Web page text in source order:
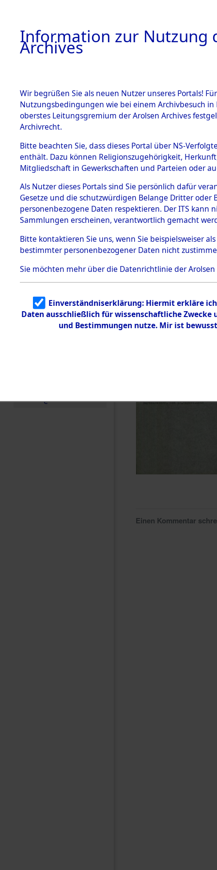
BESTÄNDE
1.
mente
5. Verschiedenes
5.3
Todesmärsche
5.3.1 Alliierte
Erhebungen
zu
Todesmärsch
en
5.3.2
Identifizierun
g
5.3.3
Todesmärsch
e
über
US-
Einen Kommentar
Information zur Nutzung
Archives
Wir begrüßen Sie als neuen Nutzer unseres Portals!
Nutzungsbedingungen wie bei einem Archivbesuch
oberstes Leitungsgremium der Arolsen Archives
Archivrecht.
Bitte beachten Sie, dass dieses Portal über NS-
enthält. Dazu können Religionszugehörigkeit,
Mitgliedschaft in Gewerkschaften und Parteien oder
Als Nutzer dieses Portals sind Sie persönlich dafür
Gesetze und die schutzwürdigen Belange Dritter
personenbezogene Daten respektieren. Der ITS
Sammlungen erscheinen, verantwortlich gemacht
Bitte kontaktieren Sie uns, wenn Sie beispielsweiser
bestimmter personenbezogener Daten nicht
Sie möchten mehr über die Datenrichtlinie der Arolsen
Einverständniserklärung: Hiermit erkläre
Daten ausschließlich für wissenschaftliche
und Bestimmungen nutze. Mir ist